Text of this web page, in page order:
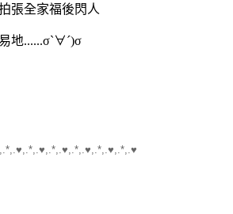
張全家福後閃人
地......σ`∀´)σ